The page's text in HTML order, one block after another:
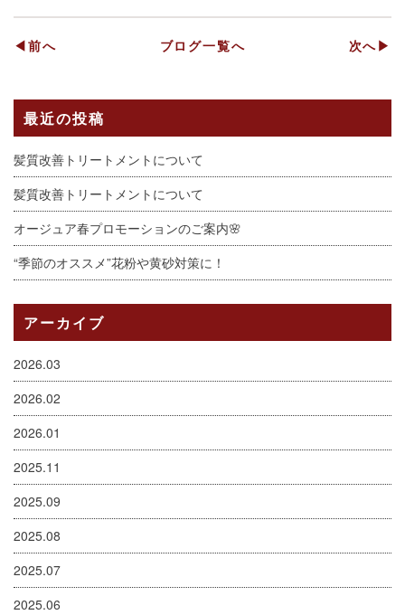
◀前へ ブログ一覧へ 次へ▶
最近の投稿
髪質改善トリートメントについて
髪質改善トリートメントについて
オージュア春プロモーションのご案内🌸
“季節のオススメ”花粉や黄砂対策に！
アーカイブ
2026.03
2026.02
2026.01
2025.11
2025.09
2025.08
2025.07
2025.06